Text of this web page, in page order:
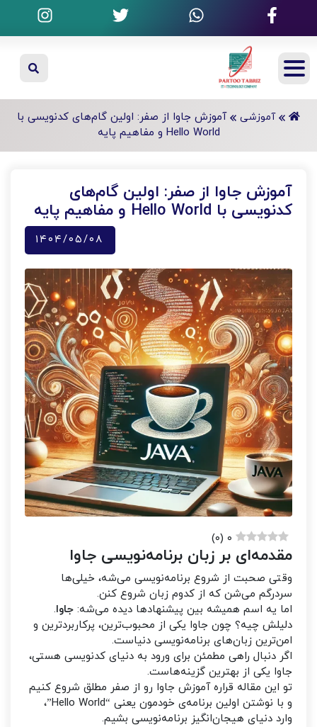
آموزشی
آموزش جاوا از صفر: اولین گام‌های کدنویسی با
Hello World و مفاهیم پایه
آموزش جاوا از صفر: اولین گام‌های
کدنویسی با Hello World و مفاهیم پایه
۱۴۰۴/۰۵/۰۸
۰ (۰)
مقدمه‌ای بر زبان برنامه‌نویسی جاوا
وقتی صحبت از شروع برنامه‌نویسی می‌شه، خیلی‌ها
سردرگم می‌شن که از کدوم زبان شروع کنن.
اما یه اسم همیشه بین پیشنهادها دیده می‌شه: جاوا.
دلیلش چیه؟ چون جاوا یکی از محبوب‌ترین، پرکاربردترین و
امن‌ترین زبان‌های برنامه‌نویسی دنیاست.
اگر دنبال راهی مطمئن برای ورود به دنیای کدنویسی هستی،
جاوا یکی از بهترین گزینه‌هاست.
تو این مقاله قراره آموزش جاوا رو از صفر مطلق شروع کنیم
و با نوشتن اولین برنامه‌ی خودمون یعنی “Hello World”،
وارد دنیای هیجان‌انگیز برنامه‌نویسی بشیم.